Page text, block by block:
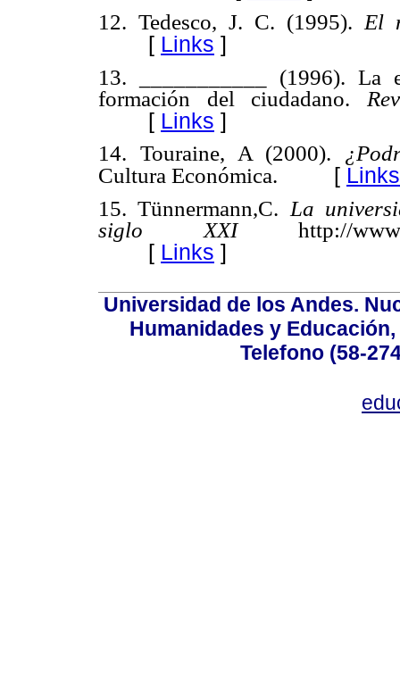
12. Tedesco, J. C. (1995).El
[ Links ]
13. ___________ (1996). La
formación del ciudadano.
[ Links ]
14. Touraine, A (2000).
Cultura Económica. [ Links
15. Tünnermann,C. La
siglo XXIhttp://
[ Links ]
Universidad de los Andes.
Humanidades y
Telefono (58-